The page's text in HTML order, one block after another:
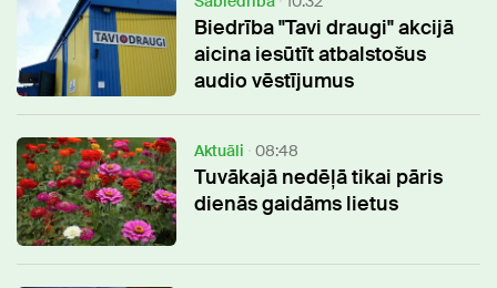
Biedrība "Tavi draugi" akcijā
aicina iesūtīt atbalstošus
audio vēstījumus
Aktuāli 08:48
Tuvākajā nedēļā tikai pāris
dienās gaidāms lietus